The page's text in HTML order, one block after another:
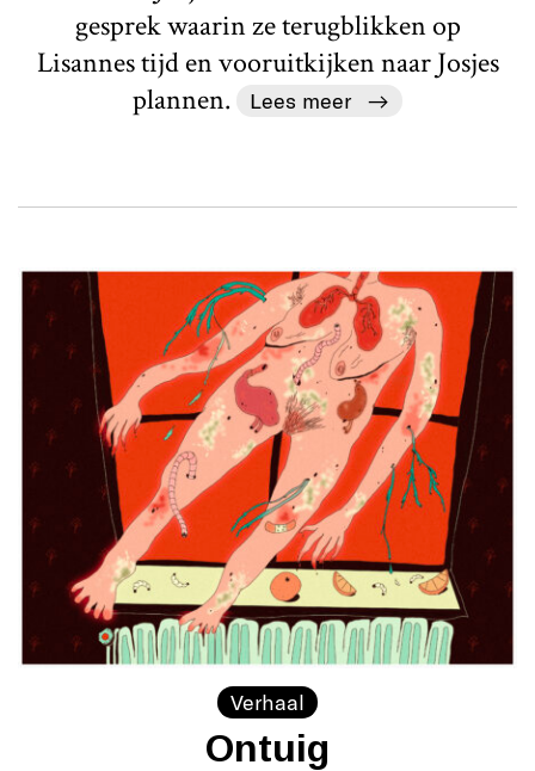
gesprek waarin ze terugblikken op
Lisannes tijd en vooruitkijken naar Josjes
plannen.
Lees meer
Verhaal
Ontuig